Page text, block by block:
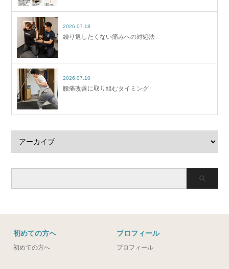
2026.07.18
繰り返したくない痛みへの対処法
2026.07.10
腰痛改善に取り組むタイミング
初めての方へ
初めての方へ
プロフィール
プロフィール